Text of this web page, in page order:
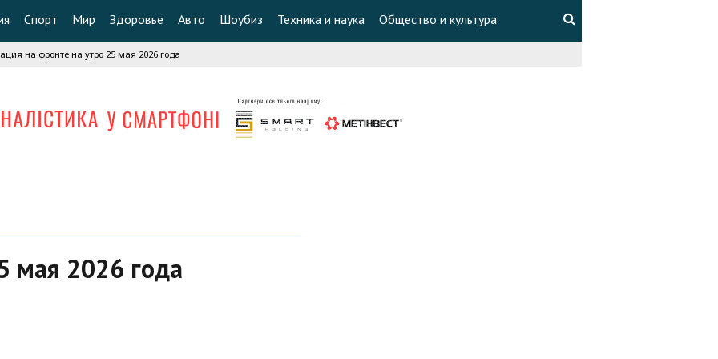
Спорт Мир Здоровье Авто Шоубиз Техника и наука Общество и культура
на фронте на утро 25 мая 2026 года
мая 2026 года